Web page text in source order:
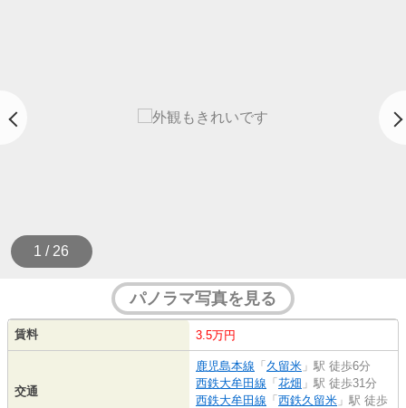
1 / 26
パノラマ写真を見る
賃料 3.5万円
交通
鹿児島本線 「 久留米 」駅 徒歩6分
西鉄大牟田線 「 花畑 」駅 徒歩31分
西鉄大牟田線 「 西鉄久留米 」駅 徒歩